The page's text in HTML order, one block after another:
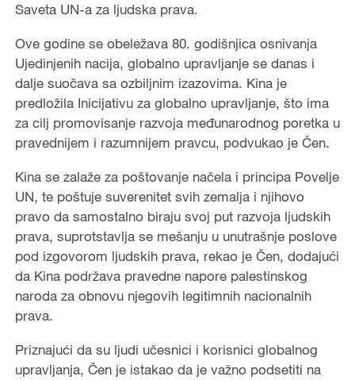
Saveta UN-a za ljudska prava.
Ove godine se obeležava 80. godišnjica osnivanja
Ujedinjenih nacija, globalno upravljanje se danas i
dalje suočava sa ozbiljnim izazovima. Kina je
predložila Inicijativu za globalno upravljanje, što ima
za cilj promovisanje razvoja međunarodnog poretka u
pravednijem i razumnijem pravcu, podvukao je Čen.
Kina se zalaže za poštovanje načela i principa Povelje
UN, te poštuje suverenitet svih zemalja i njihovo
pravo da samostalno biraju svoj put razvoja ljudskih
prava, suprotstavlja se mešanju u unutrašnje poslove
pod izgovorom ljudskih prava, rekao je Čen, dodajući
da Kina podržava pravedne napore palestinskog
naroda za obnovu njegovih legitimnih nacionalnih
prava.
Priznajući da su ljudi učesnici i korisnici globalnog
upravljanja, Čen je istakao da je važno podsetiti na